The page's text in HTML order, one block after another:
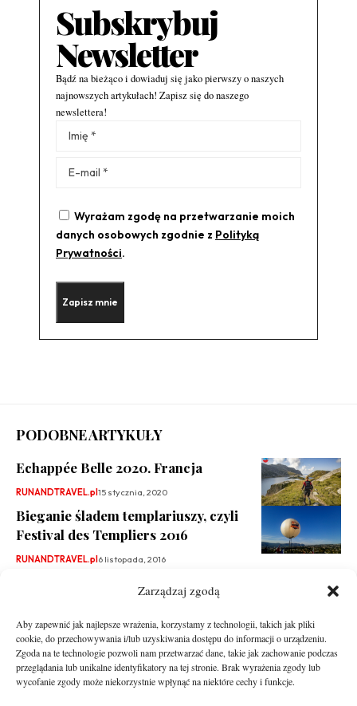
Zarządzaj zgodą
Aby zapewnić jak najlepsze wrażenia, korzystamy z technologii, takich jak pliki
cookie, do przechowywania i/lub uzyskiwania dostępu do informacji o urządzeniu.
Zgoda na te technologie pozwoli nam przetwarzać dane, takie jak zachowanie podczas
przeglądania lub unikalne identyfikatory na tej stronie. Brak wyrażenia zgody lub
wycofanie zgody może niekorzystnie wpłynąć na niektóre cechy i funkcje.
Subskrybuj
Newsletter
Bądź na bieżąco i dowiaduj się jako pierwszy o naszych
najnowszych artykułach! Zapisz się do naszego
newslettera!
Wyrażam zgodę na przetwarzanie moich
danych osobowych zgodnie z Polityką
Prywatności.
Alternative:
PODOBNE ARTYKUŁY
Echappée Belle 2020. Francja
RUNANDTRAVEL.pl 15 stycznia, 2020
Bieganie śladem templariuszy, czyli
Festival des Templiers 2016
RUNANDTRAVEL.pl 6 listopada, 2016